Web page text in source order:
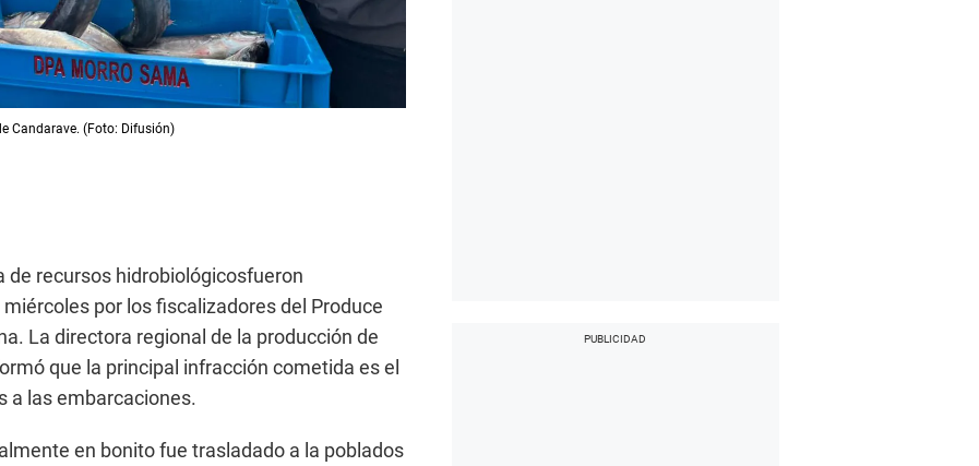
Candarave. (Foto: Difusión)
de recursos hidrobiológicosfueron
por los fiscalizadores del Produce
La directora regional de la producción de
que la principal infracción cometida es el
a las embarcaciones.
en bonito fue trasladado a la poblados